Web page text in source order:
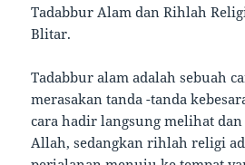
Tadabbur Alam dan Rihlah
Blitar.
Tadabbur alam adalah sebuah
merasakan tanda -tanda
cara hadir langsung melihat
Allah, sedangkan rihlah religi